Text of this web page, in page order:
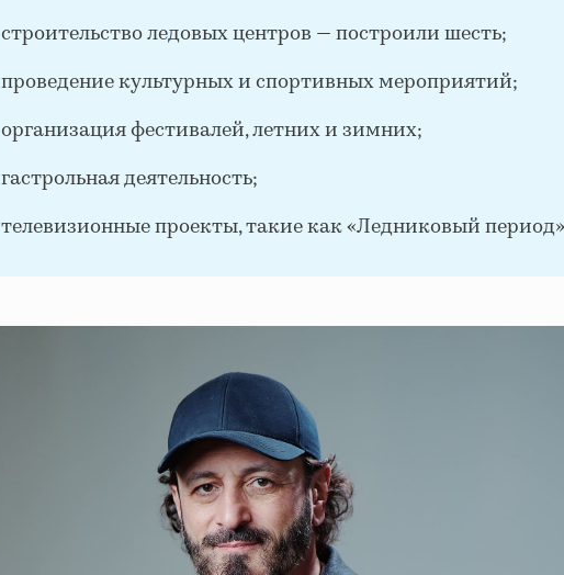
строительство ледовых центров — построили шесть;
проведение культурных и спортивных мероприятий;
организация фестивалей, летних и зимних;
гастрольная деятельность;
телевизионные проекты, такие как «Ледниковый